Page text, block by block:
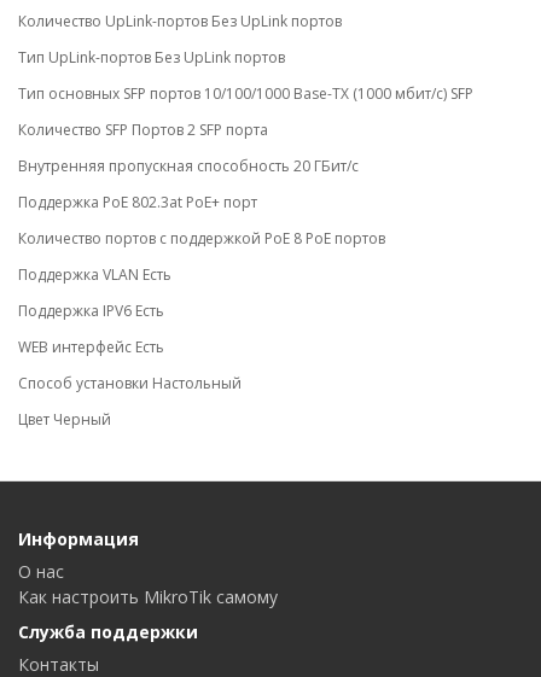
Количество UpLink-портов Без UpLink портов
Тип UpLink-портов Без UpLink портов
Тип основных SFP портов 10/100/1000 Base-TX (1000 мбит/с) SFP
Количество SFP Портов 2 SFP порта
Внутренняя пропускная способность 20 ГБит/с
Поддержка PoE 802.3at PoE+ порт
Количество портов с поддержкой PoE 8 PoE портов
Поддержка VLAN Есть
Поддержка IPV6 Есть
WEB интерфейс Есть
Способ установки Настольный
Цвет Черный
Информация
О нас
Как настроить MikroTik самому
Служба поддержки
Контакты